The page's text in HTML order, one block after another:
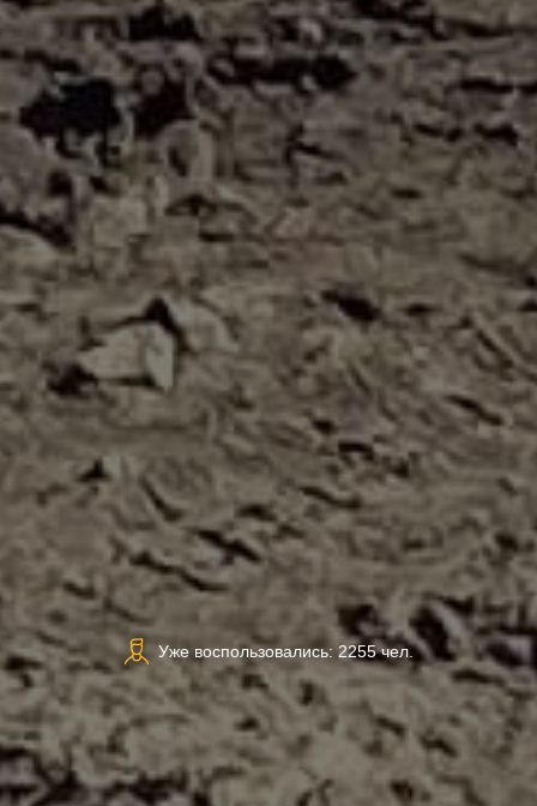
Уже воспользовались: 2255 чел.